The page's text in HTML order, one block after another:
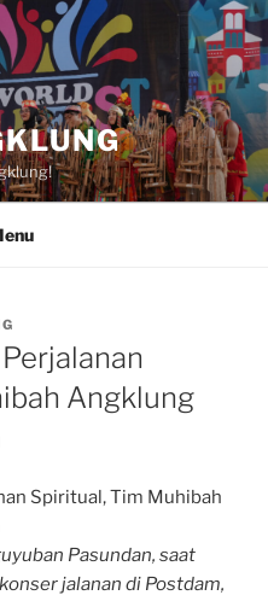
Angklung
Pasundan, saat
jalanan di Postdam,